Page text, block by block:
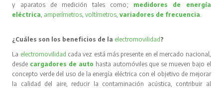
y aparatos de medición tales como; medidores de energía
eléctrica amperímetros ,voltímetros ,variadores de frecuencia
¿Cuáles son los beneficios de la electromovilidad?
La electromovilidad cada vez está más presente en el mercado nacional,
desde cargadores de auto hasta automóviles que se mueven bajo el
concepto verde del uso de la energía eléctrica con el objetivo de mejorar
la calidad del aire, reducir la contaminación acústica, contribuir al